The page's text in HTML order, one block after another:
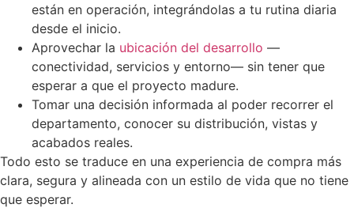
están en operación, integrándolas a tu rutina diaria
desde el inicio.
Aprovechar la ubicación del desarrollo —
conectividad, servicios y entorno— sin tener que
esperar a que el proyecto madure.
Tomar una decisión informada al poder recorrer el
departamento, conocer su distribución, vistas y
acabados reales.
Todo esto se traduce en una experiencia de compra más
clara, segura y alineada con un estilo de vida que no tiene
que esperar.